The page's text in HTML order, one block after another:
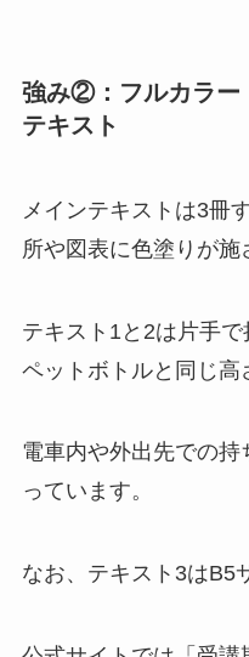
強み②：フルカラー
テキスト
メインテキストは3冊
所や図表に色塗りが施
テキスト1と2は片手で
ペットボトルと同じ高
電車内や外出先での
っています。
なお、テキスト3はB5